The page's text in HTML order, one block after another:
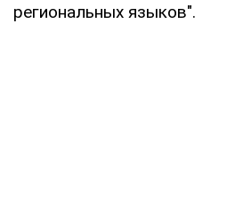
региональных языков".